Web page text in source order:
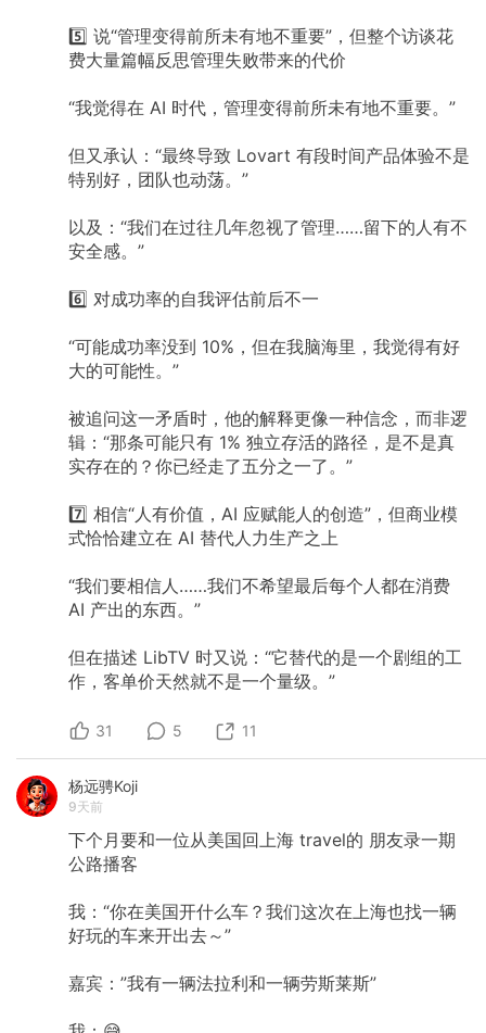
5️⃣ 说“管理变得前所未有地不重要”，但整个访谈花
费大量篇幅反思管理失败带来的代价
“我觉得在 AI 时代，管理变得前所未有地不重要。”
但又承认：“最终导致 Lovart 有段时间产品体验不是
特别好，团队也动荡。”
以及：“我们在过往几年忽视了管理……留下的人有不
安全感。”
6️⃣ 对成功率的自我评估前后不一
“可能成功率没到 10%，但在我脑海里，我觉得有好
大的可能性。”
被追问这一矛盾时，他的解释更像一种信念，而非逻
辑：“那条可能只有 1% 独立存活的路径，是不是真
实存在的？你已经走了五分之一了。”
7️⃣ 相信“人有价值，AI 应赋能人的创造”，但商业模
式恰恰建立在 AI 替代人力生产之上
“我们要相信人……我们不希望最后每个人都在消费
AI 产出的东西。”
但在描述 LibTV 时又说：“它替代的是一个剧组的工
作，客单价天然就不是一个量级。”
31 5 11
杨远骋Koji
9天前
下个月要和一位从美国回上海 travel的 朋友录一期
公路播客
我：“你在美国开什么车？我们这次在上海也找一辆
好玩的车来开出去～”
嘉宾：”我有一辆法拉利和一辆劳斯莱斯”